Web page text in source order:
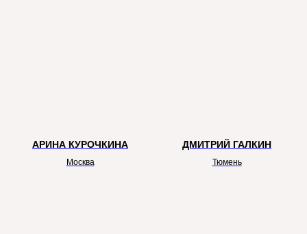
АРИНА КУРОЧКИНА
Москва
ДМИТРИЙ ГАЛКИН
Тюмень